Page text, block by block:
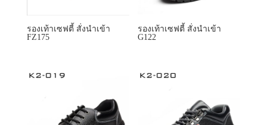
รองเท้าเซฟตี้ สั่งนำเข้า
FZ175
รองเท้าเซฟตี้ สั่งนำเข้า
G122